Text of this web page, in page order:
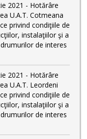
2021 - Hotărâre
U.A.T. Cotmeana
privind condiţiile de
instalaţiilor şi a
de interes
2021 - Hotărâre
U.A.T. Leordeni
privind condiţiile de
instalaţiilor şi a
de interes